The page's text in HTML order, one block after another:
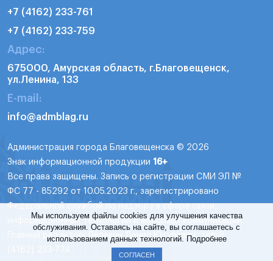
+7 (4162) 233-761
+7 (4162) 233-759
Адрес:
675000, Амурская область, г.Благовещенск,
ул.Ленина, 133
E-mail:
info@admblag.ru
Администрация города Благовещенска © 2026
Знак информационной продукции 16+
Все права защищены. Запись о регистрации СМИ ЭЛ №
ФС 77 - 85292 от 10.05.2023 г., зарегистрировано
Федеральной службой по надзору в сфере связи,
информационных технологий и массовых коммуникаций.
Главный редактор: Пелевин Денис Юсупович, тел. 8
Мы используем файлы cookies для улучшения качества
обслуживания. Оставаясь на сайте, вы соглашаетесь с
использованием данных технологий. Подробнее
СОГЛАСЕН